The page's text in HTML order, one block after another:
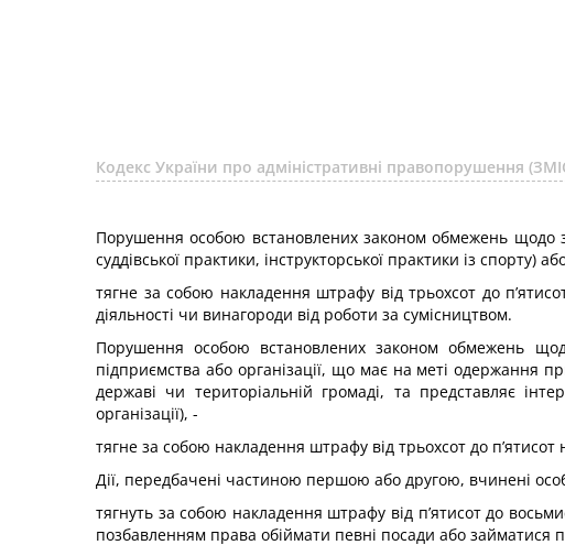
Кодекс України про адміністративні правопорушення
Порушення особою встановлених законом обмежень щодо
суддівської практики, інструкторської практики із спорту)
тягне за собою накладення штрафу від трьохсот до
діяльності чи винагороди від роботи за сумісництвом.
Порушення особою встановлених законом обмежень
підприємства або організації, що має на меті одержання
державі чи територіальній громаді, та представляє
організації), -
тягне за собою накладення штрафу від трьохсот до п’ятисот
Дії, передбачені частиною першою або другою, вчинені
тягнуть за собою накладення штрафу від п’ятисот до
позбавленням права обіймати певні посади або займатися